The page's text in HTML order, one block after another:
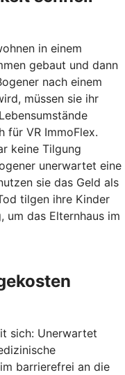
in einem
gebaut und dann
nach einem
müssen sie ihr
für VR ImmoFlex.
keine Tilgung
unerwartet eine
sie das Geld als
tilgen ihre Kinder
um das Elternhaus im
sich: Unerwartet
barrierefrei an die